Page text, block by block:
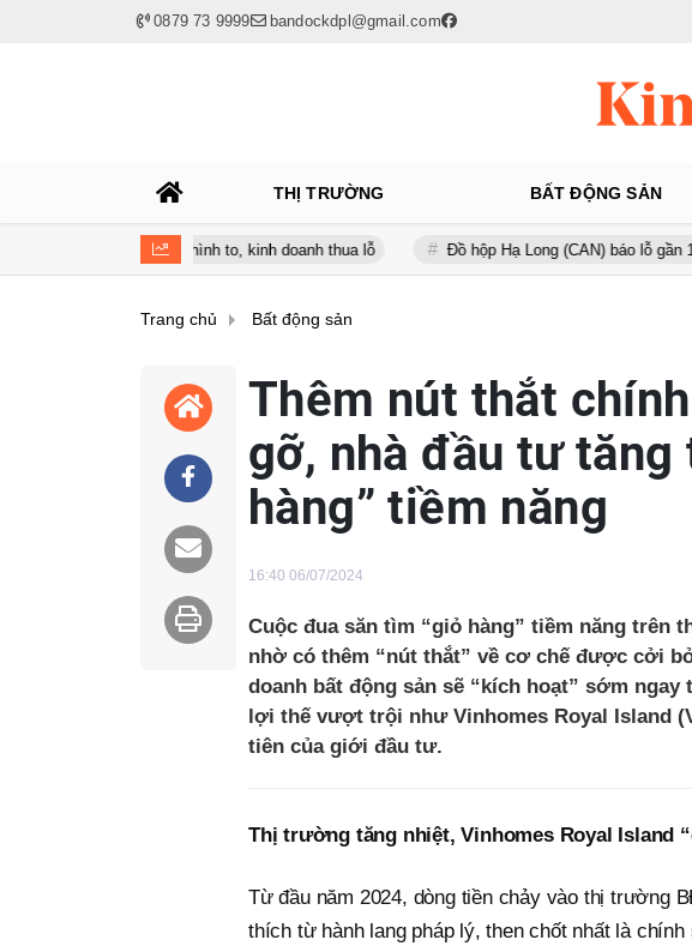
0879 73 9999 bandockdpl@gmail.com
THỊ TRƯỜNG BẤT ĐỘNG SẢN
nợ vay phình to, kinh doanh thua lỗ Đồ hộp Hạ Long (CAN) báo lỗ gần 16 tỷ đồng, tài
Trang chủ Bất động sản
Thêm nút thắt
gỡ, nhà đầu tư tăng
hàng” tiềm năng
16:40 06/07/2024
Cuộc đua săn tìm “giỏ hàng” tiềm năng trên
nhờ có thêm “nút thắt” về cơ chế được cởi
doanh bất động sản sẽ “kích hoạt” sớm
lợi thế vượt trội như Vinhomes Royal Island
tiên của giới đầu tư.
Thị trường tăng nhiệt, Vinhomes Royal Island
Từ đầu năm 2024, dòng tiền chảy vào thị trường
thích từ hành lang pháp lý, then chốt nhất là